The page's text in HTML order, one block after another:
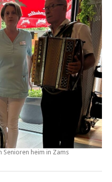
Senioren heim in Zams